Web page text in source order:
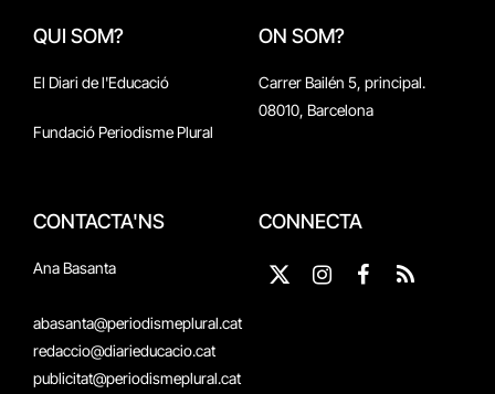
QUI SOM?
El Diari de l'Educació
Fundació Periodisme Plural
ON SOM?
Carrer Bailén 5, principal.
08010, Barcelona
CONTACTA'NS
Ana Basanta
abasanta@periodismeplural.cat
redaccio@diarieducacio.cat
publicitat@periodismeplural.cat
CONNECTA
X
InstagramFacebook
RSS